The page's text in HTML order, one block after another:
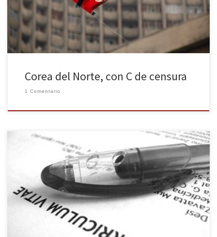
endurecer los castigos a aquellos que consuman “contenido
prohibido”. […]
Corea del Norte, con C de censura
1 Comentario
En uno de sus peores momentos, los periodistas españoles se
plantean salir del país ante unas condiciones laborales
lamentables y unas perspectivas de futuro dudosas. En La Huella
Digital hablamos con dos profesionales cuya situación profesional
les ha obligado a plantearse el exilio como la única salida. Ruth se